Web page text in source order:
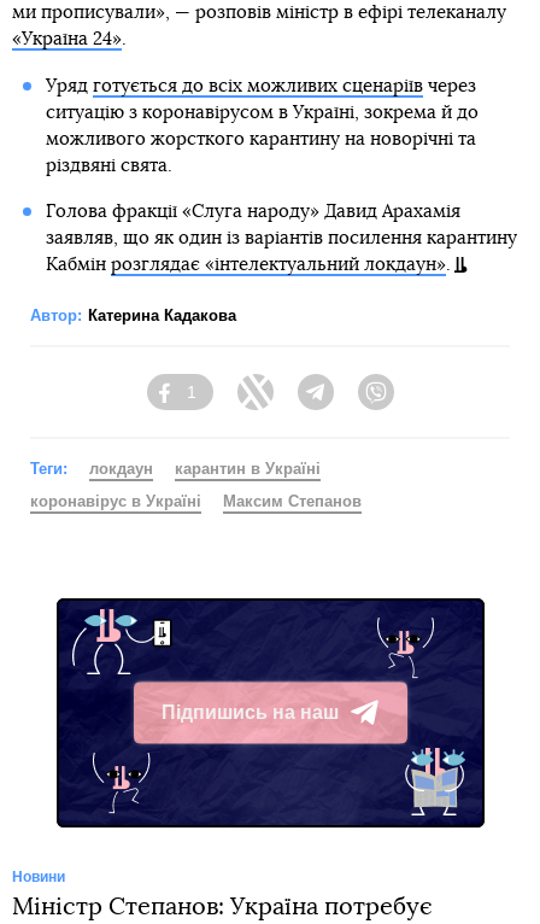
ми прописували», — розповів міністр в ефірі телеканалу
«Україна 24».
Уряд готується до всіх можливих сценаріївчерез
ситуацію з коронавірусом в Україні, зокрема й до
можливого жорсткого карантину на новорічні та
різдвяні свята.
Голова фракції «Слуга народу» Давид Арахамія
заявляв, що як один із варіантів посилення карантину
Кабмін розглядає «інтелектуальний локдаун».
Автор: Катерина Кадакова
Facebook
1
Twitter TelegramViber
Теги: локдаун
карантин в Україні
коронавірус в Україні
Максим Степанов
Підпишись на наш
Telegram
Новини
Міністр Степанов: Україна потребує